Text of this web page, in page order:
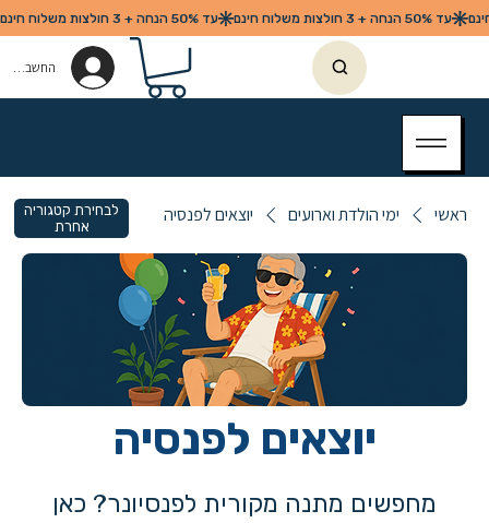
החשבון שלי
ראשי ימי הולדת וארועים יוצאים לפנסיה
יוצאים לפנסיה
מחפשים מתנה מקורית לפנסיונר? כאן
לבחירת קטגוריה
אחרת